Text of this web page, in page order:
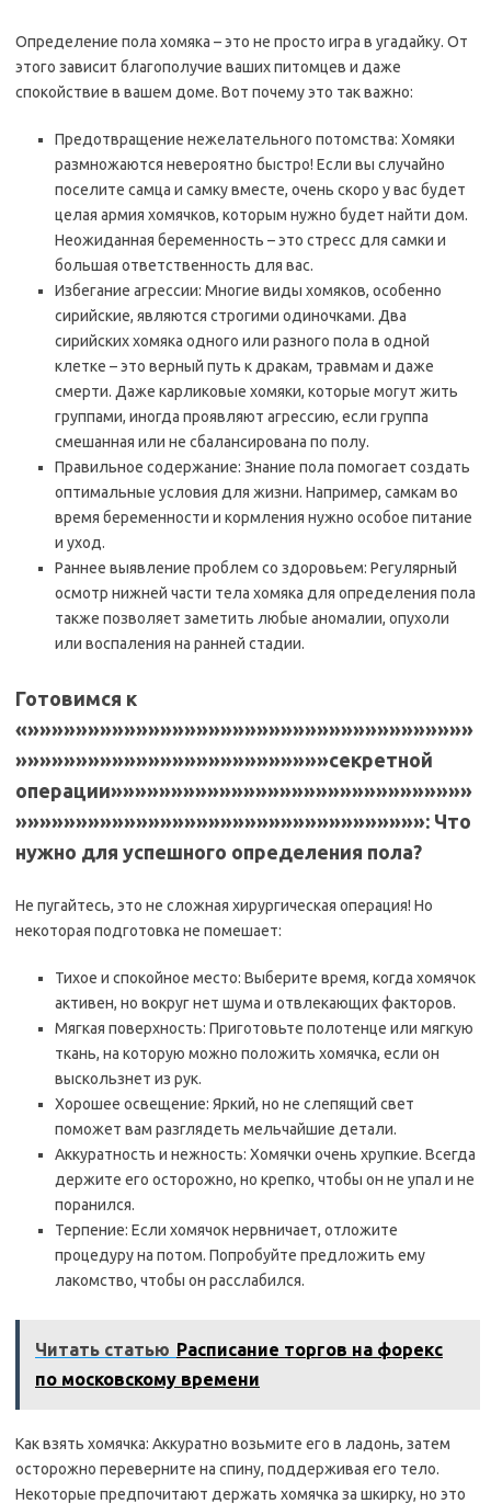
Определение пола хомяка – это не просто игра в угадайку. От
этого зависит благополучие ваших питомцев и даже
спокойствие в вашем доме. Вот почему это так важно:
Предотвращение нежелательного потомства: Хомяки
размножаются невероятно быстро! Если вы случайно
поселите самца и самку вместе, очень скоро у вас будет
целая армия хомячков, которым нужно будет найти дом.
Неожиданная беременность – это стресс для самки и
большая ответственность для вас.
Избегание агрессии: Многие виды хомяков, особенно
сирийские, являются строгими одиночками. Два
сирийских хомяка одного или разного пола в одной
клетке – это верный путь к дракам, травмам и даже
смерти. Даже карликовые хомяки, которые могут жить
группами, иногда проявляют агрессию, если группа
смешанная или не сбалансирована по полу.
Правильное содержание: Знание пола помогает создать
оптимальные условия для жизни. Например, самкам во
время беременности и кормления нужно особое питание
и уход.
Раннее выявление проблем со здоровьем: Регулярный
осмотр нижней части тела хомяка для определения пола
также позволяет заметить любые аномалии, опухоли
или воспаления на ранней стадии.
Готовимся к
«»»»»»»»»»»»»»»»»»»»»»»»»»»»»»»»»»»»»»
»»»»»»»»»»»»»»»»»»»»»»»»»»секретной
операции»»»»»»»»»»»»»»»»»»»»»»»»»»»»»»
»»»»»»»»»»»»»»»»»»»»»»»»»»»»»»»»»»: Что
нужно для успешного определения пола?
Не пугайтесь, это не сложная хирургическая операция! Но
некоторая подготовка не помешает:
Тихое и спокойное место: Выберите время, когда хомячок
активен, но вокруг нет шума и отвлекающих факторов.
Мягкая поверхность: Приготовьте полотенце или мягкую
ткань, на которую можно положить хомячка, если он
выскользнет из рук.
Хорошее освещение: Яркий, но не слепящий свет
поможет вам разглядеть мельчайшие детали.
Аккуратность и нежность: Хомячки очень хрупкие. Всегда
держите его осторожно, но крепко, чтобы он не упал и не
поранился.
Терпение: Если хомячок нервничает, отложите
процедуру на потом. Попробуйте предложить ему
лакомство, чтобы он расслабился.
Читать статью Расписание торгов на форекс
по московскому времени
Как взять хомячка: Аккуратно возьмите его в ладонь, затем
осторожно переверните на спину, поддерживая его тело.
Некоторые предпочитают держать хомячка за шкирку, но это